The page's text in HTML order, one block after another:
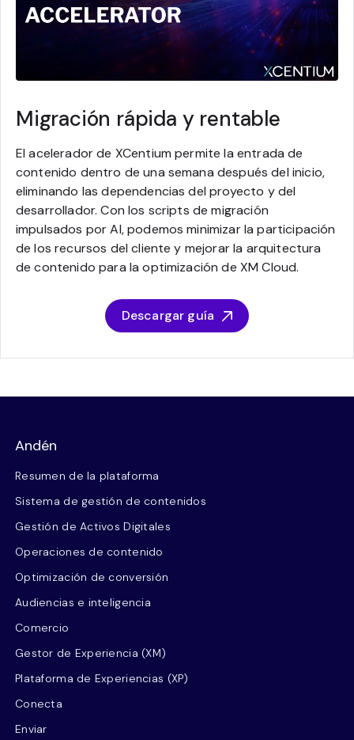
Migración rápida y rentable
El acelerador de XCentium permite la entrada de
contenido dentro de una semana después del inicio,
eliminando las dependencias del proyecto y del
desarrollador. Con los scripts de migración
impulsados por AI, podemos minimizar la participación
de los recursos del cliente y mejorar la arquitectura
de contenido para la optimización de XM Cloud.
Descargar guía
Andén
Resumen de la plataforma
Sistema de gestión de contenidos
Gestión de Activos Digitales
Operaciones de contenido
Optimización de conversión
Audiencias e inteligencia
Comercio
Gestor de Experiencia (XM)
Plataforma de Experiencias (XP)
Conecta
Enviar